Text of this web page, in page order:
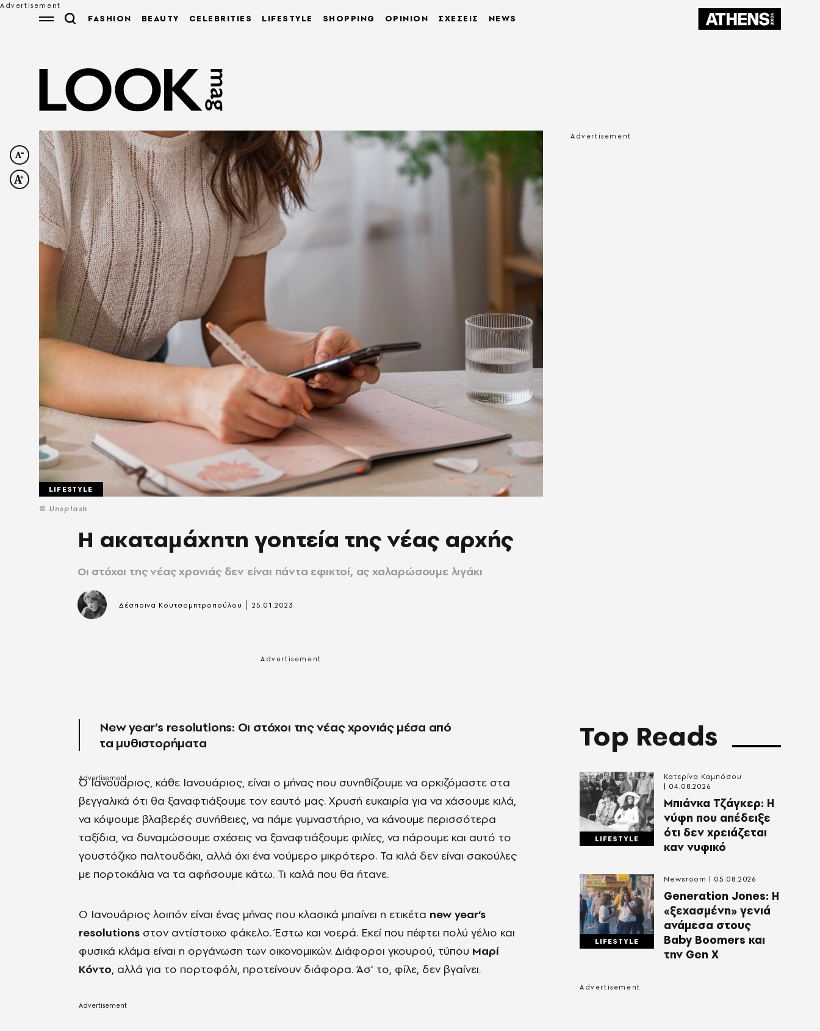
FASHION BEAUTY CELEBRITIES LIFESTYLE SHOPPING OPINION ΣΧΕΣΕΙΣ NEWS
© Unsplash
LIFESTYLE
Η ακαταμάχητη γοητεία της νέας αρχής
Οι στόχοι της νέας χρονιάς δεν είναι πάντα εφικτοί, ας χαλαρώσουμε λιγάκι
Δέσποινα Κουτσομητροπούλου |25.01.2023
New year’s resolutions: Οι στόχοι της νέας χρονιάς μέσα από
τα μυθιστορήματα
ΟΙανουάριος, κάθε Ιανουάριος, είναι ο μήνας που συνηθίζουμε να ορκιζόμαστε στα
βεγγαλικά ότι θα ξαναφτιάξουμε τον εαυτό μας. Χρυσή ευκαιρία για να χάσουμε κιλά,
να κόψουμε βλαβερές συνήθειες, να πάμε γυμναστήριο, να κάνουμε περισσότερα
ταξίδια, να δυναμώσουμε σχέσεις να ξαναφτιάξουμε φιλίες, να πάρουμε και αυτό το
γουστόζικο παλτουδάκι, αλλά όχι ένα νούμερο μικρότερο. Τα κιλά δεν είναι σακούλες
με πορτοκάλια να τα αφήσουμε κάτω. Τι καλά που θα ήτανε.
Ο Ιανουάριος λοιπόν είναι ένας μήνας που κλασικά μπαίνει η ετικέτα new year’s
resolutions στον αντίστοιχο φάκελο. Έστω και νοερά. Εκεί που πέφτει πολύ γέλιο και
φυσικά κλάμα είναι η οργάνωση των οικονομικών. Διάφοροι γκουρού, τύπου Μαρί
Κόντο, αλλά για το πορτοφόλι, προτείνουν διάφορα. Άσ' το, φίλε, δεν βγαίνει.
Top Reads
LIFESTYLE
Mπιάνκα Τζάγκερ: Η
νύφη που απέδειξε
ότι δεν χρειάζεται
καν νυφικό
Κατερίνα Καμπόσου
04.08.2026
LIFESTYLE
Generation Jones: Η
«ξεχασμένη» γενιά
ανάμεσα στους
Baby Boomers και
την Gen X
Newsroom 05.08.2026